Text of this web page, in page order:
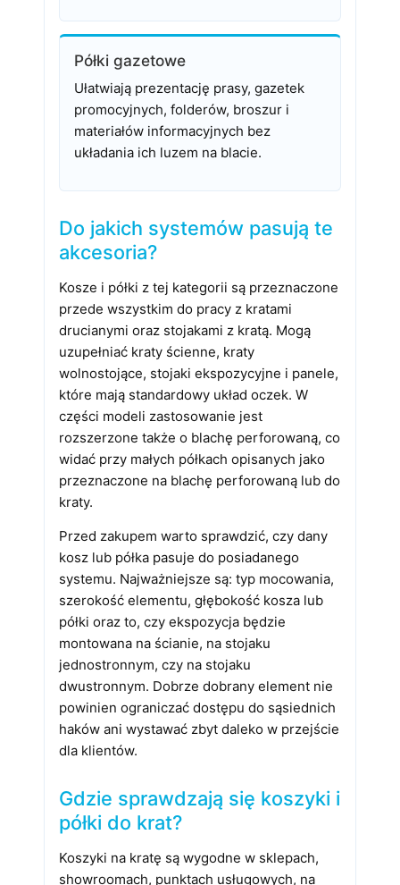
Półki gazetowe
Ułatwiają prezentację prasy, gazetek
promocyjnych, folderów, broszur i
materiałów informacyjnych bez
układania ich luzem na blacie.
Do jakich systemów pasują te
akcesoria?
Kosze i półki z tej kategorii są przeznaczone
przede wszystkim do pracy z kratami
drucianymi oraz stojakami z kratą. Mogą
uzupełniać kraty ścienne, kraty
wolnostojące, stojaki ekspozycyjne i panele,
które mają standardowy układ oczek. W
części modeli zastosowanie jest
rozszerzone także o blachę perforowaną, co
widać przy małych półkach opisanych jako
przeznaczone na blachę perforowaną lub do
kraty.
Przed zakupem warto sprawdzić, czy dany
kosz lub półka pasuje do posiadanego
systemu. Najważniejsze są: typ mocowania,
szerokość elementu, głębokość kosza lub
półki oraz to, czy ekspozycja będzie
montowana na ścianie, na stojaku
jednostronnym, czy na stojaku
dwustronnym. Dobrze dobrany element nie
powinien ograniczać dostępu do sąsiednich
haków ani wystawać zbyt daleko w przejście
dla klientów.
Gdzie sprawdzają się koszyki i
półki do krat?
Koszyki na kratę są wygodne w sklepach,
showroomach, punktach usługowych, na